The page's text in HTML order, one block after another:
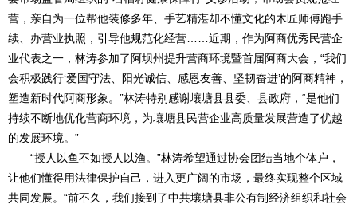
营，亲自为一位帮他装修多年、手艺精湛却不懂文化的木匠师傅跑手
续、办营业执照，引导他规范化经营……近期，作为阿商优秀民营企
业代表之一，林涛参加了阿坝州提升营商环境暨首届阿商大会，“我们
会积极践行‘爱国守法、阳光诚信、感恩友善、坚韧奋进’的阿商精神，
塑造新时代阿商形象。”林涛特别感谢壤塘县县委、县政府，“是他们
持续不断地优化营商环境，为壤塘县民营企业高质量发展营造了优越
的发展环境。”
“授人以鱼不如授人以渔。”林涛希望通过协会团结当地个体户，
让他们懂得用法律保护自己，进入更广阔的市场，最终实现整个区域
共同发展。“前不久，我们接到了中共壤塘县非公有制经济组织和社会